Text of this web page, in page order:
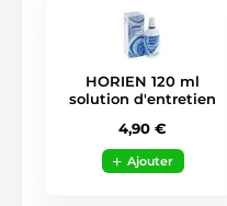
HORIEN 120 ml
solution d'entretien
4,90 €
Ajouter